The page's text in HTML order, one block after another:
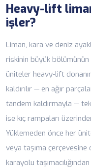
Heavy-lift
işler?
Liman, kara ve deniz
riskinin büyük
üniteler heavy-lift
kaldırılır — en ağır
tandem kaldırmayla —
ise kıç rampaları
Yüklemeden önce her
veya taşıma
karayolu